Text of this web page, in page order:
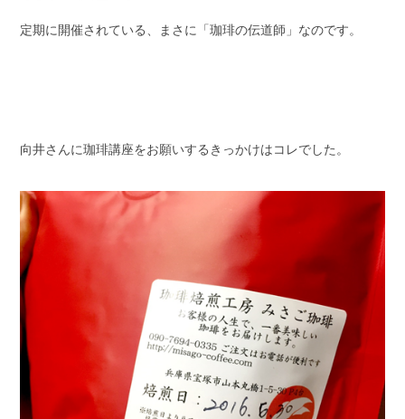
定期に開催されている、まさに「珈琲の伝道師」なのです。
向井さんに珈琲講座をお願いするきっかけはコレでした。